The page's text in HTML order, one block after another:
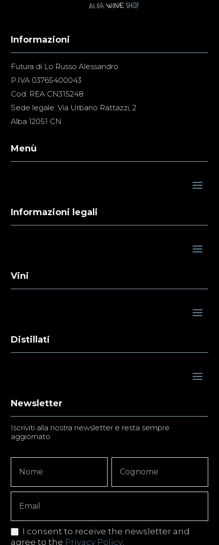
Informazioni
Futura di Lo Russo Alessandro
P.IVA 03765400043
Cod. REA CN315248
Sede legale: Via Urbano Rattazzi, 2
Alba 12051 CN
Menù
Informazioni legali
Vini
Distillati
Newsletter
Iscriviti alla nostra newsletter e resta sempre
aggiornato
Signup
Copy
I consent to receive the newsletter and
agree to the Privacy Policy